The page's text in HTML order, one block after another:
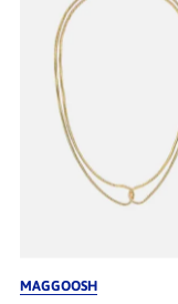
MAGGOOSH